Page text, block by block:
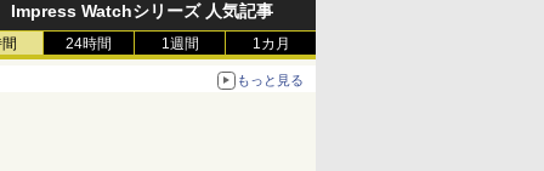
Impress Watchシリーズ 人気記事
24時間 1週間 1カ月
もっと見る